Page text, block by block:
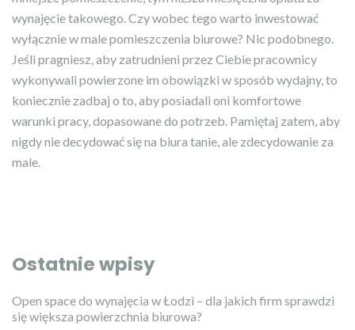
wynajęcie takowego. Czy wobec tego warto inwestować
wyłącznie w male pomieszczenia biurowe? Nic podobnego.
Jeśli pragniesz, aby zatrudnieni przez Ciebie pracownicy
wykonywali powierzone im obowiązki w sposób wydajny, to
koniecznie zadbaj o to, aby posiadali oni komfortowe
warunki pracy, dopasowane do potrzeb. Pamiętaj zatem, aby
nigdy nie decydować się na biura tanie, ale zdecydowanie za
male.
Ostatnie wpisy
Open space do wynajęcia w Łodzi – dla jakich firm sprawdzi
się większa powierzchnia biurowa?